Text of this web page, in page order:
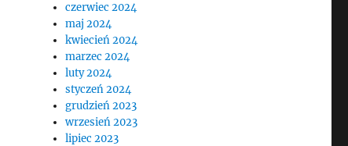
czerwiec 2024
maj 2024
kwiecień 2024
marzec 2024
luty 2024
styczeń 2024
grudzień 2023
wrzesień 2023
lipiec 2023